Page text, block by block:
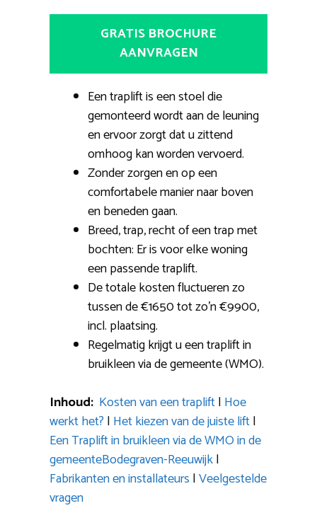
GRATIS BROCHURE
AANVRAGEN
Een traplift is een stoel die
gemonteerd wordt aan de leuning
en ervoor zorgt dat u zittend
omhoog kan worden vervoerd.
Zonder zorgen en op een
comfortabele manier naar boven
en beneden gaan.
Breed, trap, recht of een trap met
bochten: Er is voor elke woning
een passende traplift.
De totale kosten fluctueren zo
tussen de €1650 tot zo’n €9900,
incl. plaatsing.
Regelmatig krijgt u een traplift in
bruikleen via de gemeente (WMO).
Inhoud: Kosten van een traplift| Hoe
werkt het? | Het kiezen van de juiste lift|
Een Traplift in bruikleen via de WMO in de
gemeenteBodegraven-Reeuwijk|
Fabrikanten en installateurs |Veelgestelde
vragen